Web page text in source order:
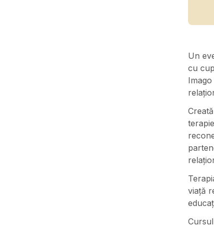
Un
cu
viață